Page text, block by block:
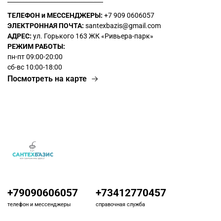
ТЕЛЕФОН и МЕССЕНДЖЕРЫ: +7 909 0606057
ЭЛЕКТРОННАЯ ПОЧТА: santexbazis@gmail.com
АДРЕС: ул. Горького 163 ЖК«Ривьера-парк»
РЕЖИМ РАБОТЫ:
пн-пт 09:00-20:00
сб-вс 10:00-18:00
Посмотреть на карте
+79090606057
телефон и мессенджеры
+73412770457
справочная служба